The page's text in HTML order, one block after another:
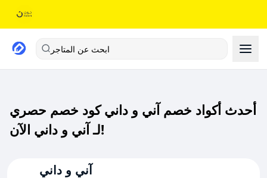
ابحث عن المتاجر
أحدث أكواد خصم آني و داني كود خصم حصري
لـ آني و داني الآن!
آني و داني